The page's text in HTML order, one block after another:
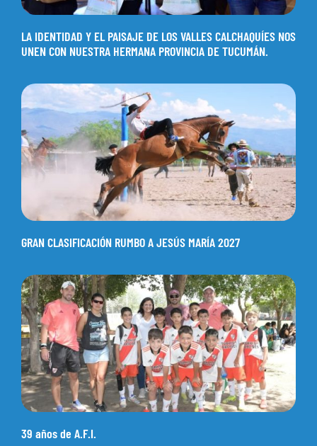
LA IDENTIDAD Y EL PAISAJE DE LOS VALLES CALCHAQUÍES NOS
UNEN CON NUESTRA HERMANA PROVINCIA DE TUCUMÁN.
GRAN CLASIFICACIÓN RUMBO A JESÚS MARÍA 2027
39 años de A.F.I.